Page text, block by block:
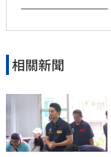
相關新聞